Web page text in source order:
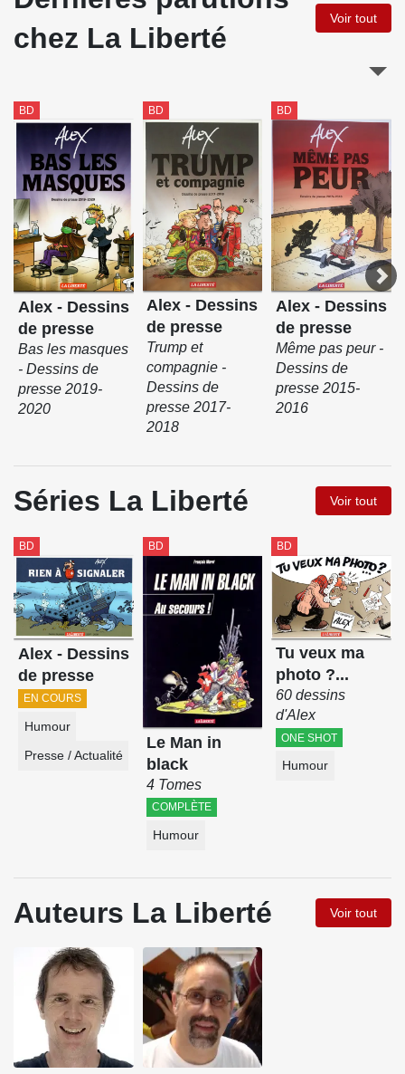
chez La Liberté
Voir tout
BD
Alex - Dessins
de presse
Bas les masques
- Dessins de
presse 2019-
2020
BD
Alex - Dessins
de presse
Trump et
compagnie -
Dessins de
presse 2017-
2018
BD
Alex - Dessins
de presse
Même pas peur -
Dessins de
presse 2015-
2016
Séries La Liberté Voir tout
BD
Alex - Dessins
de presse
EN COURS
Humour
Presse / Actualité
BD
Le Man in
black
4 Tomes
COMPLÈTE
Humour
BD
Tu veux ma
photo ?...
60 dessins
d'Alex
ONE SHOT
Humour
Auteurs La Liberté Voir tout